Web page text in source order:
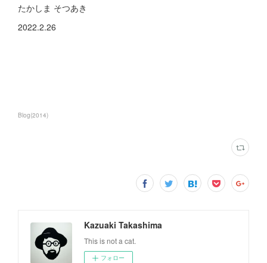
たかしま そつあき
2022.2.26
Blog(2014)
Kazuaki Takashima
This is not a cat.
フォロー